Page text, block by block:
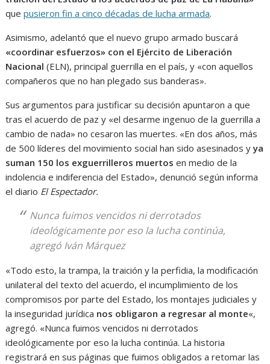
quepusieron fin a cinco décadas de lucha armada.
Asimismo, adelantó que el nuevo grupo armado buscará
«coordinar esfuerzos» con el Ejército de Liberación
Nacional (ELN), principal guerrilla en el país, y «con aquellos
compañeros que no han plegado sus banderas».
Sus argumentos para justificar su decisión apuntaron a que
tras el acuerdo de paz y «el desarme ingenuo de la guerrilla a
cambio de nada» no cesaron las muertes. «En dos años, más
de 500 líderes del movimiento social han sido asesinados yya
suman 150 los exguerrilleros muertos en medio de la
indolencia e indiferencia del Estado», denunció según informa
el diario El Espectador.
Nunca fuimos vencidos ni derrotados
ideológicamente por eso la lucha continúa,
agregó Iván Márquez
«Todo esto, la trampa, la traición y la perfidia, la modificación
unilateral del texto del acuerdo, el incumplimiento de los
compromisos por parte del Estado, los montajes judiciales y
la inseguridad jurídica nos obligaron a regresar al monte«,
agregó. «Nunca fuimos vencidos ni derrotados
ideológicamente por eso la lucha continúa. La historia
registrará en sus páginas que fuimos obligados a retomar las